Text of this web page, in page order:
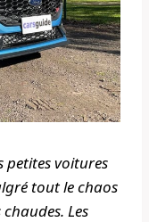
petites voitures
tout le chaos
Les